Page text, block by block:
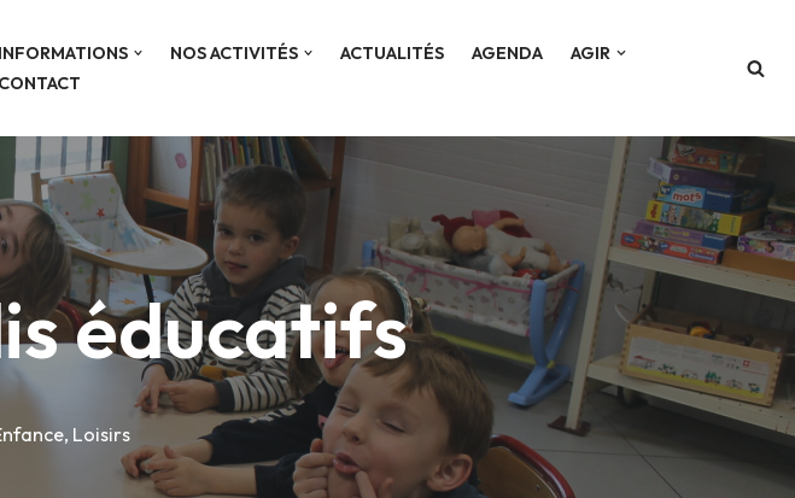
INFORMATIONS NOS ACTIVITÉS ACTUALITÉS AGENDA
AGIR
CONTACT
éducatifs
, Loisirs